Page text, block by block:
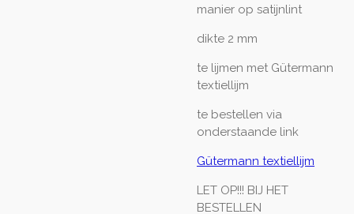
manier op satijnlint
dikte 2 mm
te lijmen met Gütermann
textiellijm
te bestellen via
onderstaande link
Gütermann textiellijm
LET OP!!! BIJ HET
BESTELLEN